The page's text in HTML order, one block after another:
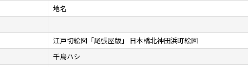
地名
江戸切絵図「尾張屋版」 日本橋北神田浜町絵図
千鳥ハシ